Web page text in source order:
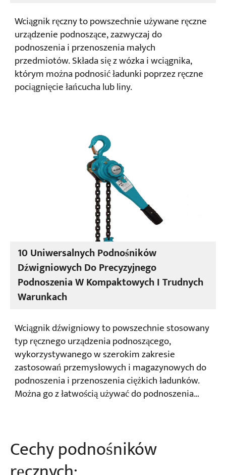
Wciągnik ręczny to powszechnie używane ręczne
urządzenie podnoszące, zazwyczaj do
podnoszenia i przenoszenia małych
przedmiotów. Składa się z wózka i wciągnika,
którym można podnosić ładunki poprzez ręczne
pociągnięcie łańcucha lub liny.
10 Uniwersalnych Podnośników
Dźwigniowych Do Precyzyjnego
Podnoszenia W Kompaktowych I Trudnych
Warunkach
Wciągnik dźwigniowy to powszechnie stosowany
typ ręcznego urządzenia podnoszącego,
wykorzystywanego w szerokim zakresie
zastosowań przemysłowych i magazynowych do
podnoszenia i przenoszenia ciężkich ładunków.
Można go z łatwością używać do podnoszenia
wielu małych i średnich projektach oraz w
codziennej pracy.
Cechy podnośników